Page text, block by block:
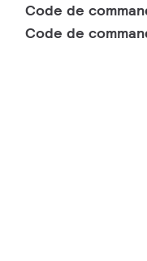
Code de
Code de